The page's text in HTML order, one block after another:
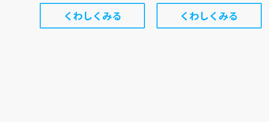
くわしくみる くわしくみる